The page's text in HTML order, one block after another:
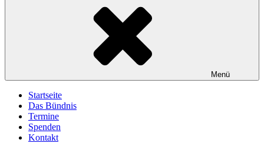
Menü
Startseite
Das Bündnis
Termine
Spenden
Kontakt